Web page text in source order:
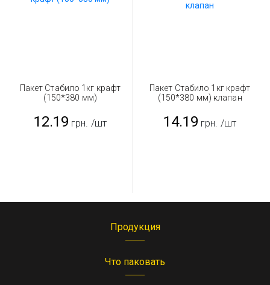
Пакет Стабило 1кг крафт
(150*380 мм)
12.19 грн. /шт
Пакет Стабило 1кг крафт
(150*380 мм) клапан
14.19 грн. /шт
Продукция
Что паковать